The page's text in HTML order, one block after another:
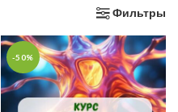
Фильтры
-50%